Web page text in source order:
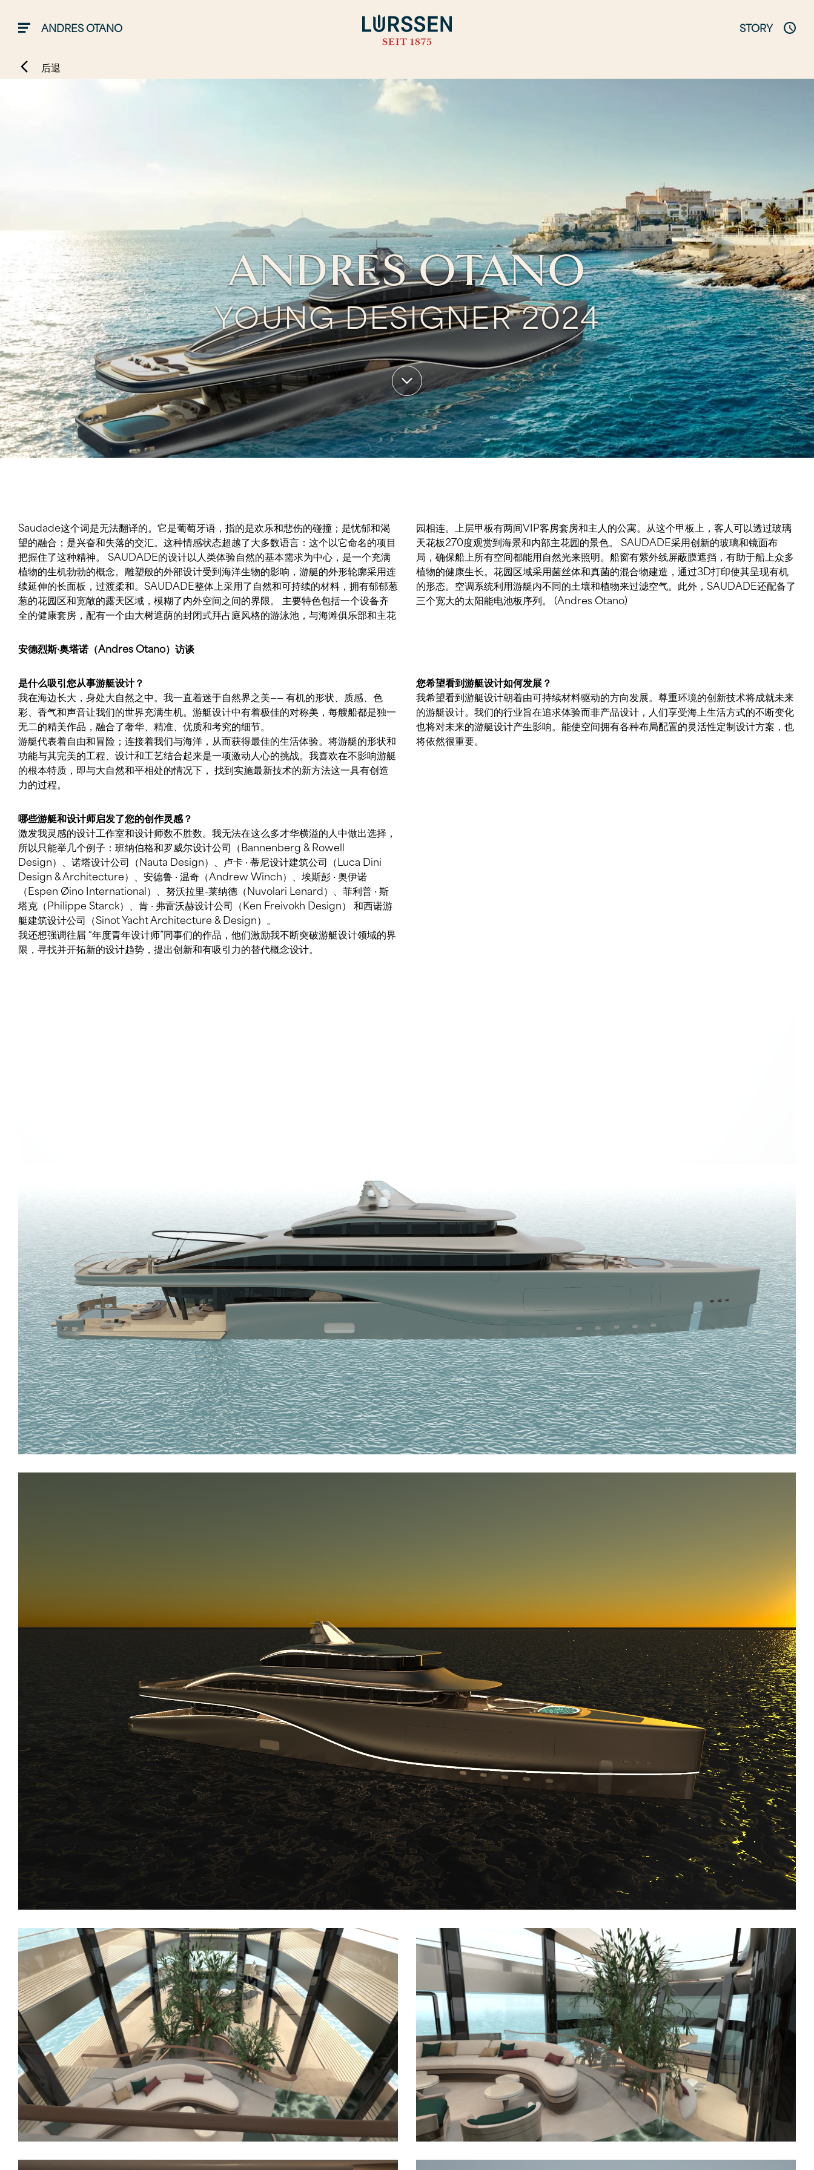
ANDRES OTANO STORY
后退
ANDRES OTANO
YOUNG DESIGNER 2024
Saudade这个词是无法翻译的。它是葡萄牙语，指的是欢乐和悲伤的碰撞；是忧郁和渴
望的融合；是兴奋和失落的交汇。这种情感状态超越了大多数语言：这个以它命名的项目
把握住了这种精神。 SAUDADE的设计以人类体验自然的基本需求为中心，是一个充满
植物的生机勃勃的概念。雕塑般的外部设计受到海洋生物的影响，游艇的外形轮廓采用连
续延伸的长面板，过渡柔和。SAUDADE整体上采用了自然和可持续的材料，拥有郁郁葱
葱的花园区和宽敞的露天区域，模糊了内外空间之间的界限。 主要特色包括一个设备齐
全的健康套房，配有一个由大树遮荫的封闭式拜占庭风格的游泳池，与海滩俱乐部和主花
园相连。上层甲板有两间VIP客房套房和主人的公寓。从这个甲板上，客人可以透过玻璃
天花板270度观赏到海景和内部主花园的景色。 SAUDADE采用创新的玻璃和镜面布
局，确保船上所有空间都能用自然光来照明。船窗有紫外线屏蔽膜遮挡，有助于船上众多
植物的健康生长。花园区域采用菌丝体和真菌的混合物建造，通过3D打印使其呈现有机
的形态。空调系统利用游艇内不同的土壤和植物来过滤空气。此外，SAUDADE还配备了
三个宽大的太阳能电池板序列。 (Andres Otano)
安德烈斯·奥塔诺（Andres Otano）访谈
是什么吸引您从事游艇设计？
我在海边长大，身处大自然之中。我一直着迷于自然界之美—— 有机的形状、质感、色
彩、香气和声音让我们的世界充满生机。游艇设计中有着极佳的对称美，每艘船都是独一
无二的精美作品，融合了奢华、精准、优质和考究的细节。
游艇代表着自由和冒险；连接着我们与海洋，从而获得最佳的生活体验。将游艇的形状和
功能与其完美的工程、设计和工艺结合起来是一项激动人心的挑战。我喜欢在不影响游艇
的根本特质，即与大自然和平相处的情况下， 找到实施最新技术的新方法这一具有创造
力的过程。
哪些游艇和设计师启发了您的创作灵感？
激发我灵感的设计工作室和设计师数不胜数。我无法在这么多才华横溢的人中做出选择，
所以只能举几个例子：班纳伯格和罗威尔设计公司（Bannenberg & Rowell
Design）、诺塔设计公司（Nauta Design）、卢卡 · 蒂尼设计建筑公司（Luca Dini
Design & Architecture）、安德鲁 · 温奇（Andrew Winch）、埃斯彭 · 奥伊诺
（Espen Øino International）、努沃拉里-莱纳德（Nuvolari Lenard）、菲利普 · 斯
塔克（Philippe Starck）、肯 · 弗雷沃赫设计公司（Ken Freivokh Design） 和西诺游
艇建筑设计公司（Sinot Yacht Architecture & Design）。
我还想强调往届 “年度青年设计师”同事们的作品，他们激励我不断突破游艇设计领域的界
限，寻找并开拓新的设计趋势，提出创新和有吸引力的替代概念设计。
您希望看到游艇设计如何发展？
我希望看到游艇设计朝着由可持续材料驱动的方向发展。尊重环境的创新技术将成就未来
的游艇设计。我们的行业旨在追求体验而非产品设计，人们享受海上生活方式的不断变化
也将对未来的游艇设计产生影响。能使空间拥有各种布局配置的灵活性定制设计方案，也
将依然很重要。